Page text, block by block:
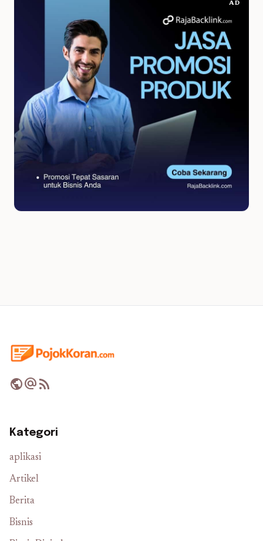
AD
publicalternate_emailrss_feed
Kategori
aplikasi
Artikel
Berita
Bisnis